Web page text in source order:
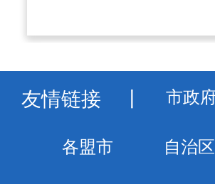
友情链接